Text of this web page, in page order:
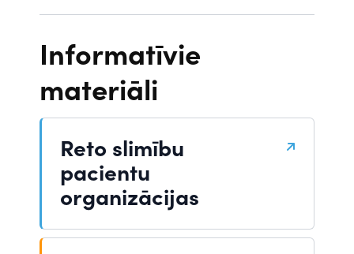
Informatīvie
materiāli
Reto slimību
pacientu
organizācijas